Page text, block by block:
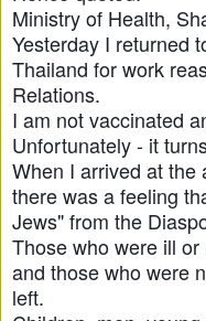
Ministry of Health,
Yesterday I returned
Thailand for work
Relations.
I am not vaccinated
Unfortunately - it
When I arrived at the
there was a feeling
Jews" from the
Those who were ill
and those who were
left.